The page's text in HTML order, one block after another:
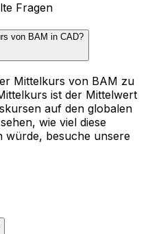
Fragen
von BAM in CAD?
Mittelkurs von BAM zu
ist der Mittelwert
auf den globalen
wie viel diese
würde, besuche unsere